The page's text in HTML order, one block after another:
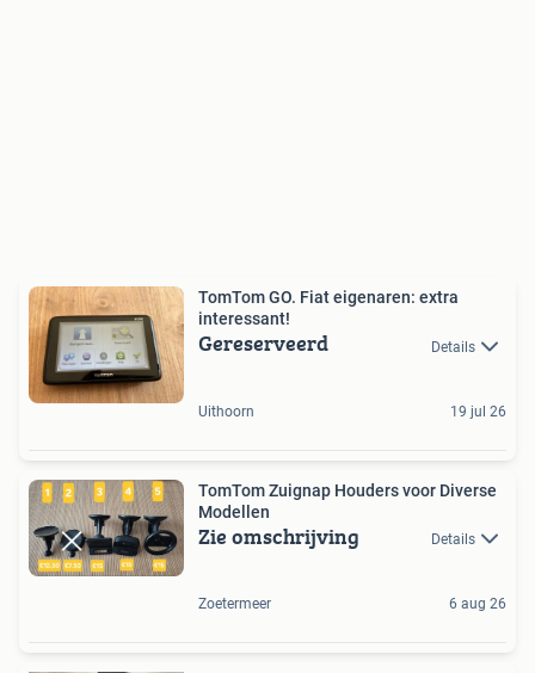
TomTom GO. Fiat eigenaren: extra
interessant!
Gereserveerd Details
Uithoorn 19 jul 26
TomTom Zuignap Houders voor Diverse
Modellen
Zie omschrijving Details
Zoetermeer 6 aug 26